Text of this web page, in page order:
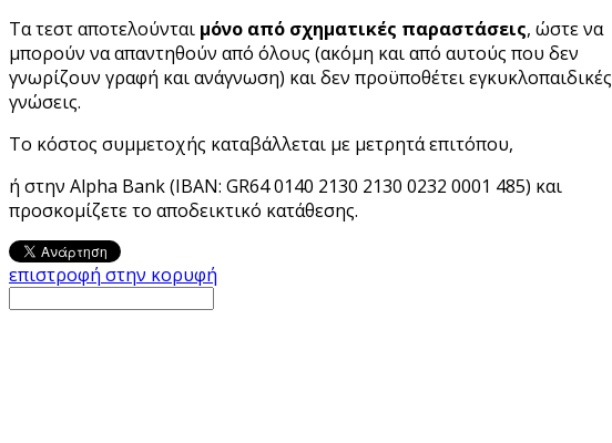
Τα τεστ αποτελούνται μόνο από σχηματικές παραστάσεις, ώστε να
μπορούν να απαντηθούν από όλους (ακόμη και από αυτούς που δεν
γνωρίζουν γραφή και ανάγνωση) και δεν προϋποθέτει εγκυκλοπαιδικές
γνώσεις.
Το κόστος συμμετοχής καταβάλλεται με μετρητά επιτόπου,
ή στην Alpha Bank (IBAN: GR64 0140 2130 2130 0232 0001 485) και
προσκομίζετε το αποδεικτικό κατάθεσης.
επιστροφή στην κορυφή